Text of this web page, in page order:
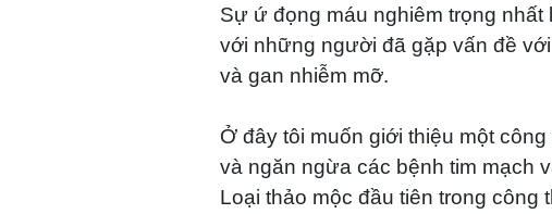
Sự ứ đọng máu nghiêm trọng nhất
với những người đã gặp vấn đề
và gan nhiễm mỡ.
Ở đây tôi muốn giới thiệu một
và ngăn ngừa các bệnh tim mạch
Loại thảo mộc đầu tiên trong công